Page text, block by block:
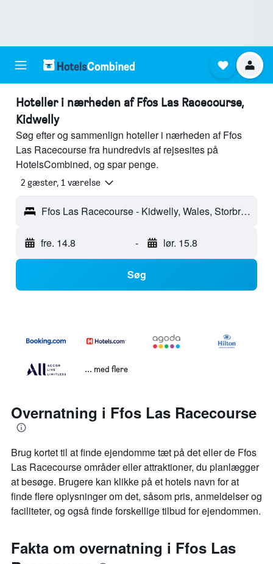
Hoteller i nærheden af Ffos Las Racecourse,
Kidwelly
Søg efter og sammenlign hoteller i nærheden af Ffos
Las Racecourse fra hundredvis af rejsesites på
HotelsCombined, og spar penge.
2 gæster, 1 værelse
Ffos Las Racecourse - Kidwelly, Wales, Storbritannien
fre. 14.8 - lør. 15.8
Søg
... med flere
Overnatning i Ffos Las Racecourse
Brug kortet til at finde ejendomme tæt på det eller de Ffos
Las Racecourse områder eller attraktioner, du planlægger
at besøge. Brugere kan klikke på et hotels navn for at
finde flere oplysninger om det, såsom pris, anmeldelser og
faciliteter, og også finde forskellige tilbud for ejendommen.
Fakta om overnatning i Ffos Las